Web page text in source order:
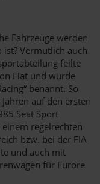
Fahrzeuge werden
ist? Vermutlich auch
feilte
Fiat und wurde
benannt. So
auf den ersten
Seat Sport
regelrechten
bzw. bei der FIA
und auch mit
für Furore